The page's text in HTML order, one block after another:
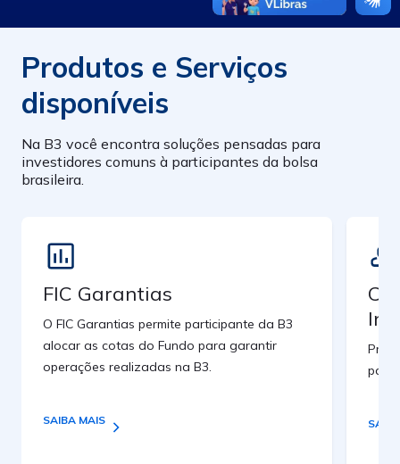
Produtos e Serviços
disponíveis
Na B3 você encontra soluções pensadas para
investidores comuns à participantes da bolsa
brasileira.
FIC Garantias
O FIC Garantias permite participante da B3
alocar as cotas do Fundo para garantir
operações realizadas na B3.
SAIBA MAIS
para